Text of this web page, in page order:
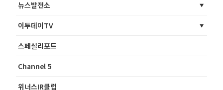
뉴스발전소
이투데이TV
스페셜리포트
Channel 5
위너스IR클럽